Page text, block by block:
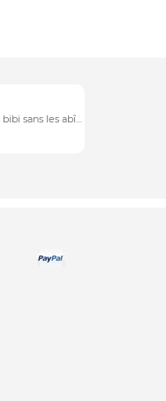
Poil doux mais efficace pour laver les bibi sans les abîmer